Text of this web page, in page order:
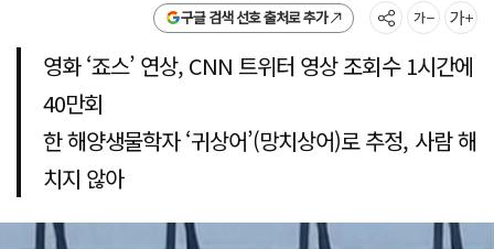
구글 검색 선호 출처로 추가
영화 ‘죠스’ 연상, CNN 트위터 영상 조회수 1시간에
40만회
한 해양생물학자 ‘귀상어’(망치상어)로 추정, 사람 해
치지 않아